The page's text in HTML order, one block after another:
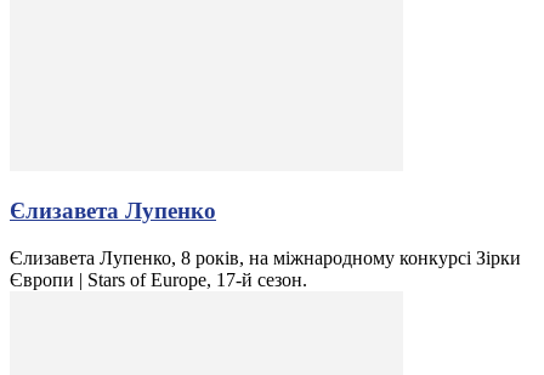
Єлизавета Лупенко
Єлизавета Лупенко, 8 років, на міжнародному конкурсі Зірки
Європи | Stars of Europe, 17-й сезон.